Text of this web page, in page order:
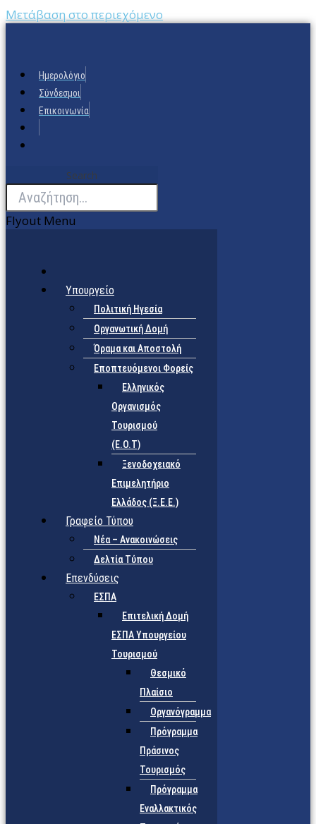
Μετάβαση στο περιεχόμενο
Ημερολόγιο
Σύνδεσμοι
Επικοινωνία
Search
Flyout Menu
Υπουργείο
Πολιτική Ηγεσία
Οργανωτική Δομή
Όραμα και Αποστολή
Εποπτευόμενοι Φορείς
Eλληνικός
Οργανισμός
Τουρισμού
(Ε.Ο.Τ)
Ξενοδοχειακό
Επιμελητήριο
Ελλάδος (Ξ.Ε.Ε.)
Γραφείο Τύπου
Νέα – Ανακοινώσεις
Δελτία Τύπου
Επενδύσεις
ΕΣΠΑ
Επιτελική Δομή
ΕΣΠΑ Υπουργείου
Τουρισμού
Θεσμικό
Πλαίσιο
Οργανόγραμμα
Πρόγραμμα
Πράσινος
Τουρισμός
Πρόγραμμα
Εναλλακτικός